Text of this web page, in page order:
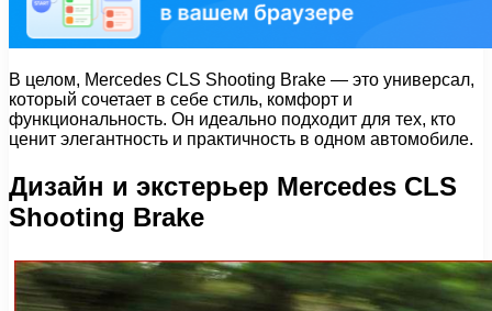
В целом, Mercedes CLS Shooting Brake — это универсал,
который сочетает в себе стиль, комфорт и
функциональность. Он идеально подходит для тех, кто
ценит элегантность и практичность в одном автомобиле.
Дизайн и экстерьер Mercedes CLS
Shooting Brake